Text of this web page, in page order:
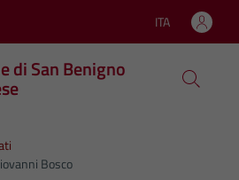
Lingua attiva:
ITA
di San Benigno
Bosco